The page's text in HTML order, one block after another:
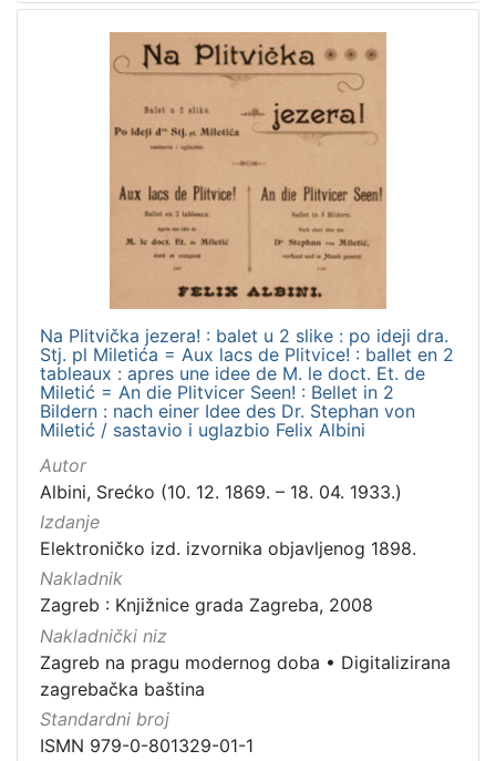
Na Plitvička jezera! : balet u 2 slike : po ideji dra.
Stj. pl Miletića = Aux lacs de Plitvice! : ballet en 2
tableaux : apres une idee de M. le doct. Et. de
Miletić = An die Plitvicer Seen! : Bellet in 2
Bildern : nach einer Idee des Dr. Stephan von
Miletić / sastavio i uglazbio Felix Albini
Autor
Albini, Srećko (10. 12. 1869. – 18. 04. 1933.)
Izdanje
Elektroničko izd. izvornika objavljenog 1898.
Nakladnik
Zagreb : Knjižnice grada Zagreba, 2008
Nakladnički niz
Zagreb na pragu modernog doba • Digitalizirana
zagrebačka baština
Standardni broj
ISMN 979-0-801329-01-1